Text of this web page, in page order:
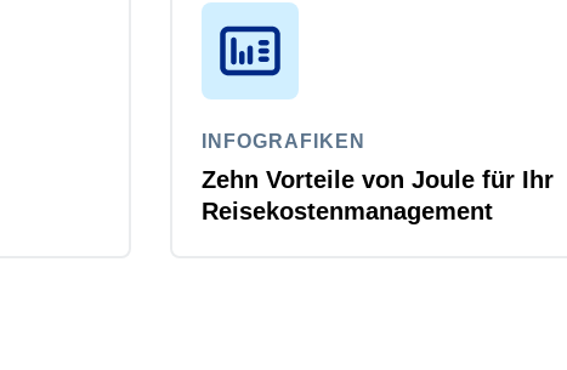
INFOGRAFIKEN
Zehn Vorteile von Joule für Ihr
Reisekostenmanagement